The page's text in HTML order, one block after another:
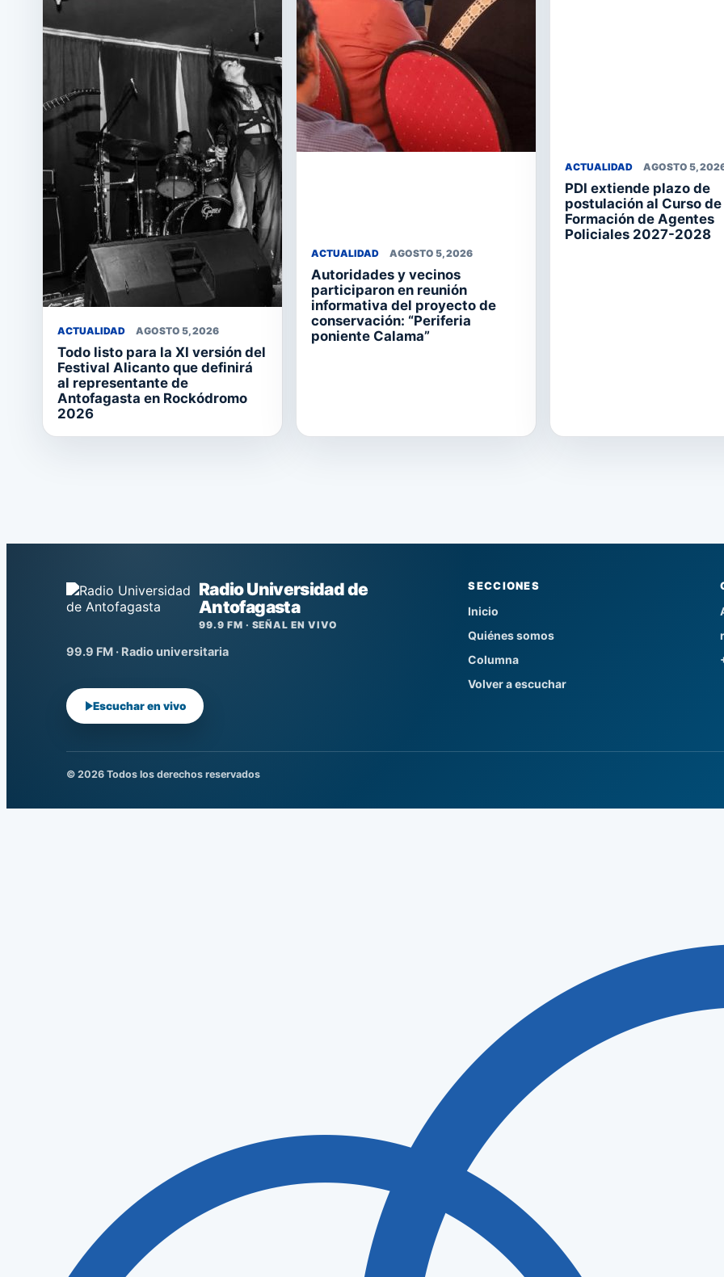
ACTUALIDAD AGOSTO 5, 2026
Todo listo para la XI versión del
Festival Alicanto que definirá
al representante de
Antofagasta en Rockódromo
2026
ACTUALIDAD AGOSTO 5, 2026
Autoridades y vecinos
participaron en reunión
informativa del proyecto de
conservación: “Periferia
poniente Calama”
ACTUALIDAD AGOSTO 5,
PDI extiende plazo de
postulación al Curso de
Formación de Agentes
Policiales 2027-2028
Radio Universidad de
Antofagasta
99.9 FM · SEÑAL EN VIVO
99.9 FM · Radio universitaria
Escuchar en vivo
SECCIONES
Inicio
Quiénes somos
Columna
Volver a escuchar
© 2026 Todos los derechos reservados